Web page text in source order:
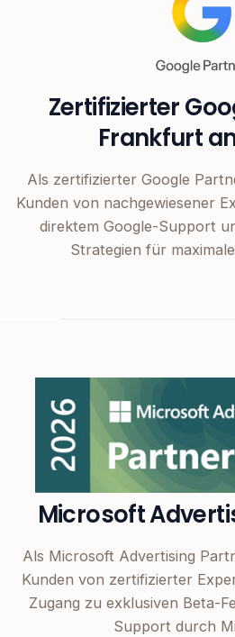
Zertifizierter
Frankfurt
Als zertifizierter Google
Kunden von nachgewiesener
direktem Google-Support
Strategien für
Microsoft
Als Microsoft Advertising
Kunden von zertifizierter
Zugang zu exklusiven Beta-
Support durch